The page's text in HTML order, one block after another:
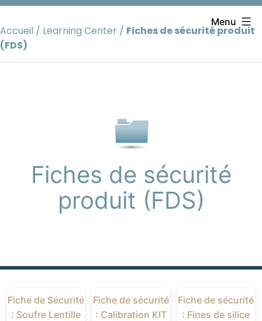
Aller
contenu
Menu
Accueil / Learning Center / Fiches de sécurité produit
(FDS)
Fiches de sécurité
produit (FDS)
Fiche de Sécurité
: Soufre Lentille
Fiche de sécurité
: Calibration KIT
Fiche de sécurité
: Fines de silice